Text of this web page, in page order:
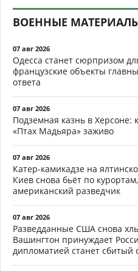
ВОЕННЫЕ
07 авг 2026
Одесса станет сюрпризом
французские объекты
ответа
07 авг 2026
Подземная казнь в
«Птах Мадьяра» заживо
07 авг 2026
Катер-камикадзе на
Киев снова бьёт по
американский разведчик
07 авг 2026
Разведданные США снова
Вашингтон принуждает
дипломатией станет сбитый